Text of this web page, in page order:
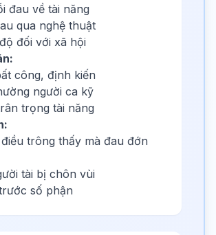
đau về tài năng
qua nghệ thuật
đối với xã hội
công, định kiến
người ca kỹ
trọng tài năng
trông thấy mà đau đớn
tài bị chôn vùi
số phận